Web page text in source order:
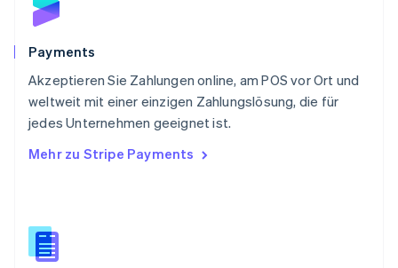
Payments
Akzeptieren Sie Zahlungen online, am POS vor Ort und
weltweit mit einer einzigen Zahlungslösung, die für
jedes Unternehmen geeignet ist.
Mehr zu Stripe Payments
Schweden
Schweiz
Singapur
English简体中文
Slowakei
Slowenien
English
Spanien